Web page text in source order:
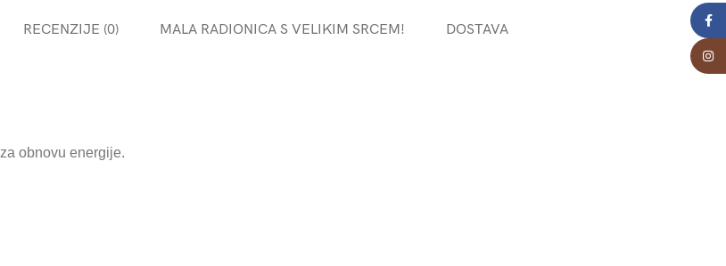
NEWSLETTER
RECENZIJE (0) MALA RADIONICA S VELIKIM SRCEM! DOSTAVA
obnovu energije.